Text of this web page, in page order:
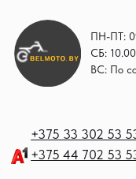
ПН-ПТ: 09.00-18.00
СБ: 10.00-16.00
ВС: По согласованию